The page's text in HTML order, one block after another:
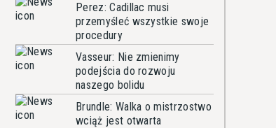
Perez: Cadillac musi
przemyśleć wszystkie swoje
procedury
Vasseur: Nie zmienimy
podejścia do rozwoju
naszego bolidu
Brundle: Walka o mistrzostwo
wciąż jest otwarta